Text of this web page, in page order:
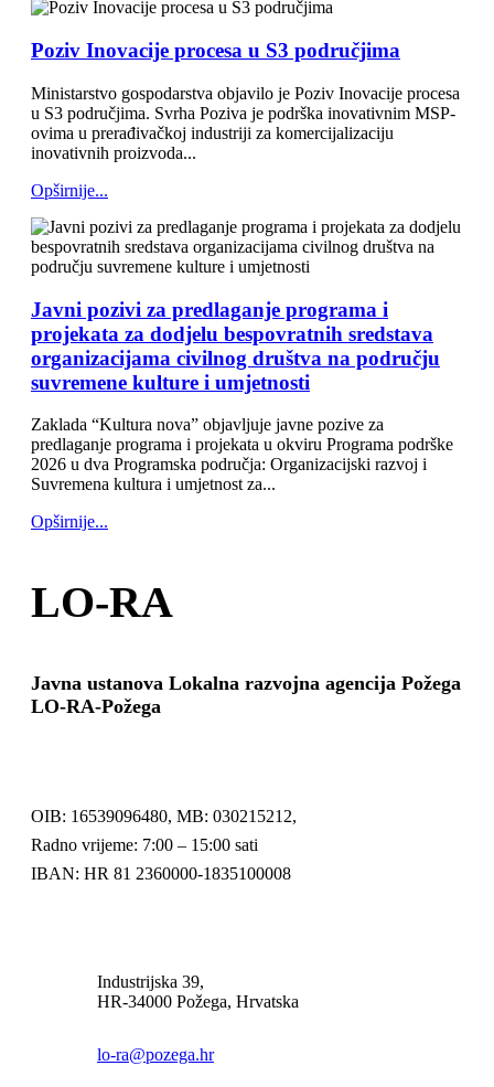
Poziv Inovacije procesa u S3 područjima
Ministarstvo gospodarstva objavilo je Poziv Inovacije procesa
u S3 područjima. Svrha Poziva je podrška inovativnim MSP-
ovima u prerađivačkoj industriji za komercijalizaciju
inovativnih proizvoda...
Opširnije...
Javni pozivi za predlaganje programa i
projekata za dodjelu bespovratnih sredstava
organizacijama civilnog društva na području
suvremene kulture i umjetnosti
Zaklada “Kultura nova” objavljuje javne pozive za
predlaganje programa i projekata u okviru Programa podrške
2026 u dva Programska područja: Organizacijski razvoj i
Suvremena kultura i umjetnost za...
Opširnije...
LO-RA
Javna ustanova Lokalna razvojna agencija Požega
LO-RA-Požega
OIB: 16539096480, MB: 030215212,
Radno vrijeme: 7:00 – 15:00 sati
IBAN: HR 81 2360000-1835100008
Industrijska 39,
HR-34000 Požega, Hrvatska
lo-ra@pozega.hr